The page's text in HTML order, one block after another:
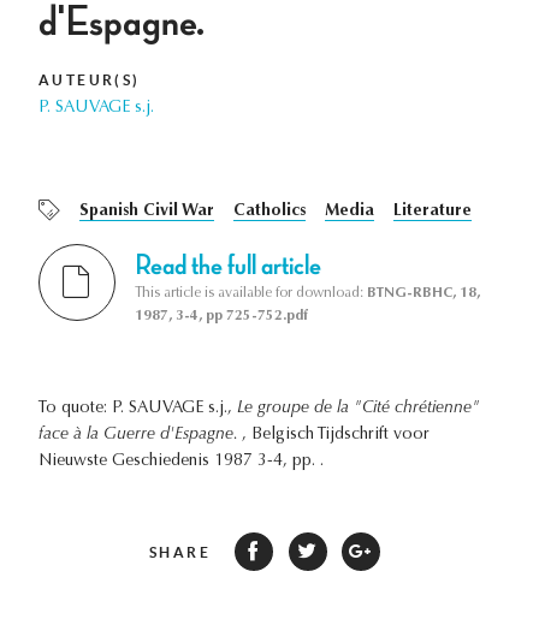
d'Espagne.
AUTEUR(S)
P. SAUVAGE s.j.
Spanish Civil War Catholics Media Literature
Read the full article
This article is available for download: BTNG-RBHC, 18,
1987, 3-4, pp 725-752.pdf
To quote: P. SAUVAGE s.j., Le groupe de la "Cité chrétienne"
face à la Guerre d'Espagne. , Belgisch Tijdschrift voor
Nieuwste Geschiedenis 1987 3-4, pp. .
SHARE